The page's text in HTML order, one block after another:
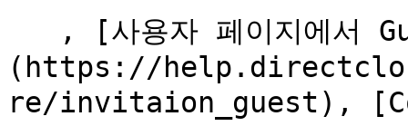
(https://
re/invitaion_guest),